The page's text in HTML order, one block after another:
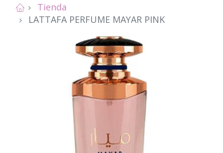
Tienda
LATTAFA PERFUME MAYAR PINK